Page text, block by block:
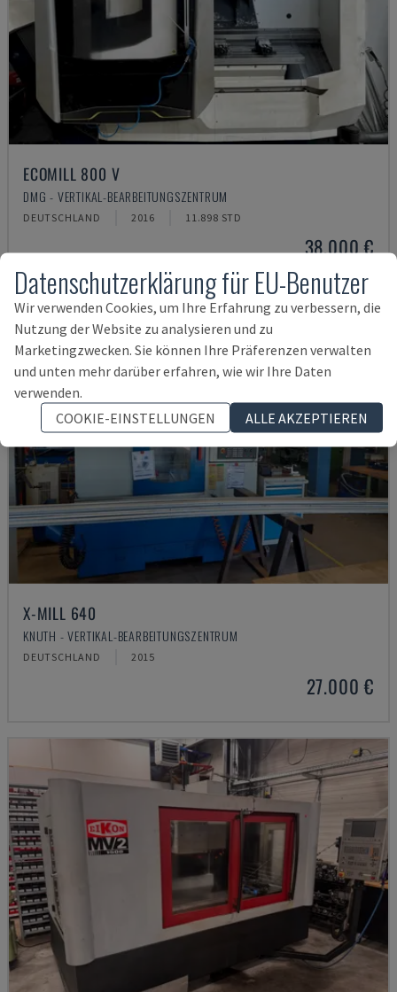
ECOMILL 800 V
DMG - VERTIKAL-BEARBEITUNGSZENTRUM
DEUTSCHLAND 2016 11.898 STD
38.000 €
X-MILL 640
KNUTH - VERTIKAL-BEARBEITUNGSZENTRUM
DEUTSCHLAND 2015
27.000 €
Datenschutzerklärung für EU-Benutzer
Wir verwenden Cookies, um Ihre Erfahrung zu verbessern, die
Nutzung der Website zu analysieren und zu
Marketingzwecken. Sie können Ihre Präferenzen verwalten
und unten mehr darüber erfahren, wie wir Ihre Daten
verwenden.
COOKIE-EINSTELLUNGEN
ALLE AKZEPTIEREN